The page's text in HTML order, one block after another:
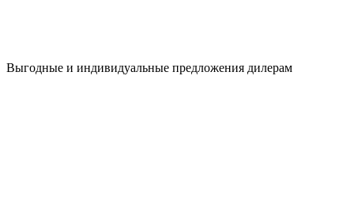
Выгодные и индивидуальные предложения дилерам